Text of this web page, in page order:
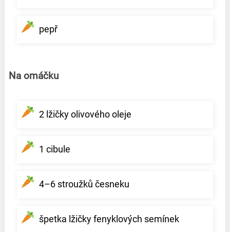
pepř
Na omáčku
2 lžičky olivového oleje
1 cibule
4–6 stroužků česneku
špetka lžičky fenyklových semínek